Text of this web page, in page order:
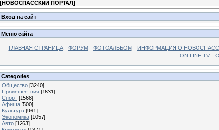
[НОВОСПАССКИЙ ПОРТАЛ]
Вход на сайт
Меню сайта
ГЛАВНАЯ СТРАНИЦА ФОРУМ ФОТОАЛЬБОМ
ИНФОРМАЦИЯ О
ON LINE TV
Categories
Общество [3240]
Происшествия [1631]
Спорт [1568]
Афиша [500]
Культура [961]
Экономика [1057]
Авто [1263]